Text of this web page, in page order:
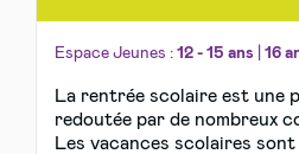
Espace Jeunes : 12 - 15 ans 16
La rentrée scolaire est une
redoutée par de nombreux
Les vacances scolaires